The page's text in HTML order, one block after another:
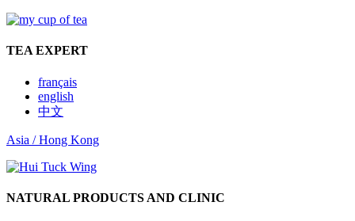
TEA EXPERT
français
english
中文
Asia / Hong Kong
NATURAL PRODUCTS AND CLINIC